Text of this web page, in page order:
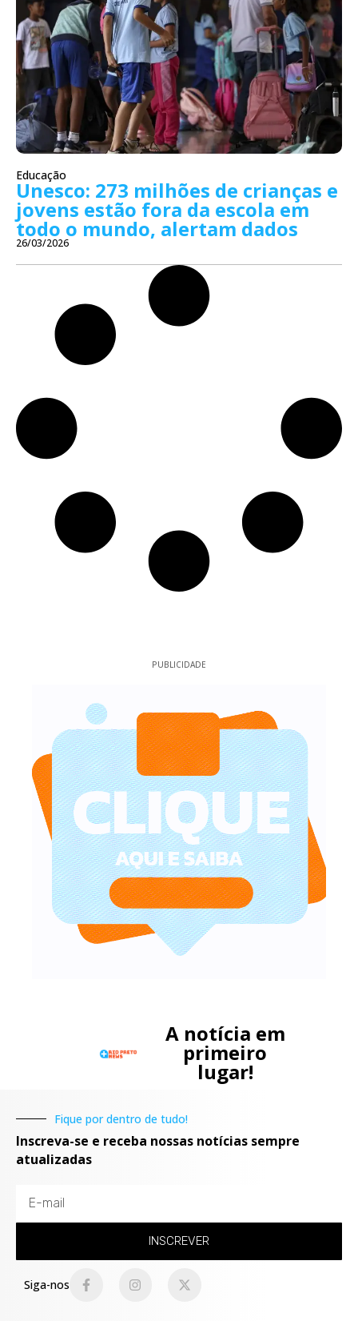
Educação
Unesco: 273 milhões de crianças e
jovens estão fora da escola em
todo o mundo, alertam dados
26/03/2026
PUBLICIDADE
A notícia em
primeiro
lugar!
Fique por dentro de tudo!
Inscreva-se e receba nossas notícias sempre
atualizadas
INSCREVER
Siga-nos